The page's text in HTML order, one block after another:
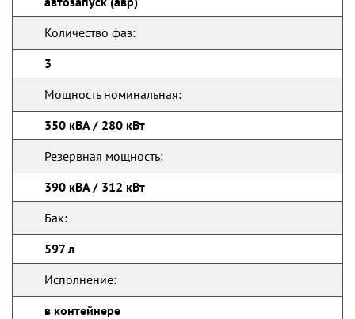
Количество фаз:
3
Мощность номинальная:
350 кВА / 280 кВт
Резервная мощность:
390 кВА / 312 кВт
Бак:
597 л
Исполнение:
в контейнере